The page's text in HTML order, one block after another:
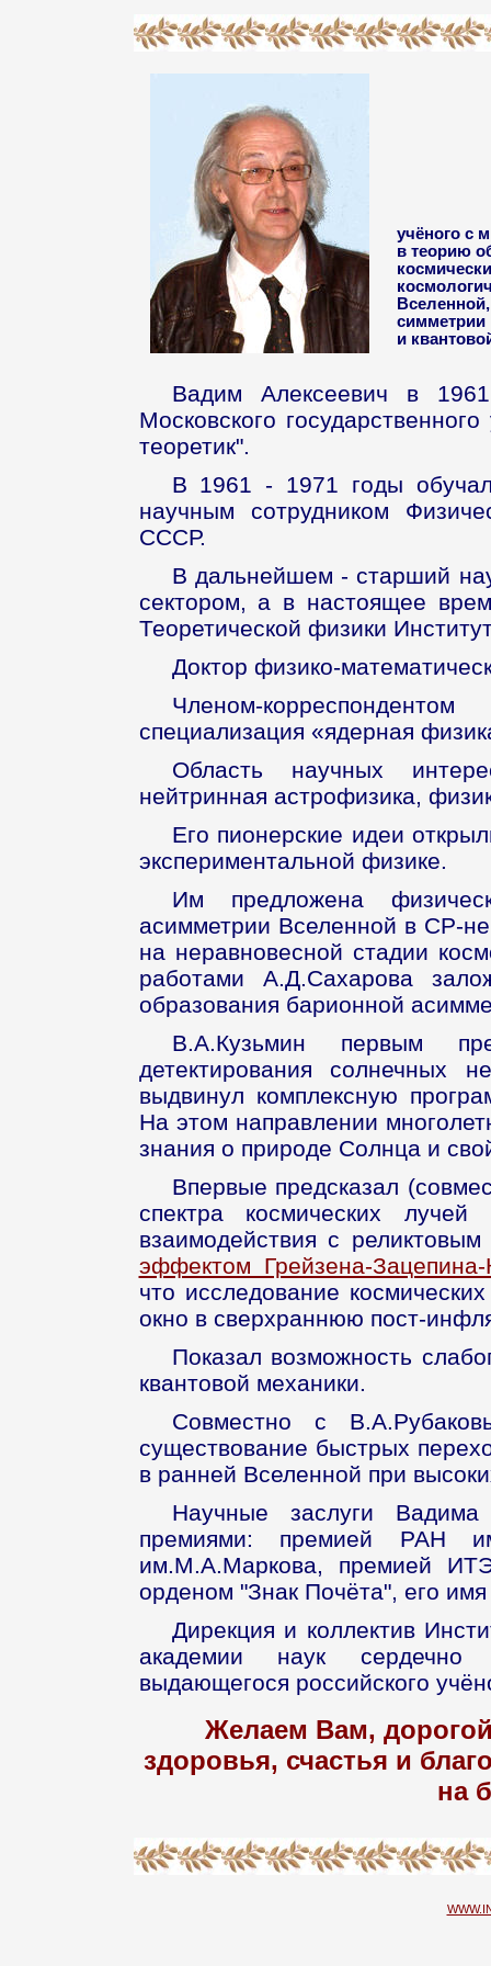
учёного с
в теорию
симметрии
и
Вадим Алексеевич в
Московского
теоретик".
В 1961 - 1971 годы
научным сотрудником
СССР.
В дальнейшем - старший
сектором, а в настоящее
Теоретической физики
Доктор физико-
Членом-
специализация «ядерная
Область научных
нейтринная астрофизика,
Его пионерские идеи
экспериментальной физике.
Им предложена
асимметрии Вселенной в СР-
на неравновесной стадии
работами А.Д.Сахарова
образования барионной
В.А.Кузьмин первым
детектирования солнечных
выдвинул комплексную
На этом направлении
знания о природе Солнца и
Впервые предсказал
спектра космических
взаимодействия с
эффектом Грейзена-Зацепина-
что исследование
окно в сверхраннюю пост-
Показал возможность
квантовой механики.
Совместно с
существование быстрых
в ранней Вселенной при
Научные заслуги Вадима
премиями: премией РАН
им.М.А.Маркова, премией
орденом "Знак Почёта", его
Дирекция и коллектив
академии наук сердечно
выдающегося российского
Желаем Вам,
здоровья, счастья и
на